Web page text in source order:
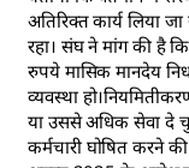
अतिरिक्त कार्य लिया
रहा। संघ ने मांग की है
रुपये मासिक मानदेय
व्यवस्था
या उससे अधिक सेवा दे
कर्मचारी घोषित करने